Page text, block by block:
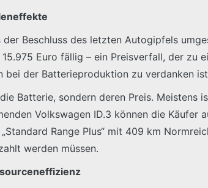
Beschluss des letzten Autogipfels
Euro fällig – ein Preisverfall, der zu
bei der Batterieproduktion zu verdanken
Batterie, sondern deren Preis. Meistens
Volkswagen ID.3 können die Käufer
Range Plus“ mit 409 km
werden müssen.